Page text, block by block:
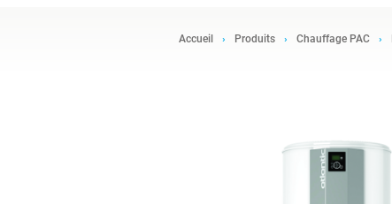
Accueil Produits Chauffage PAC